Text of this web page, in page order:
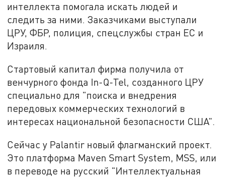
интеллекта помогала искать людей и
следить за ними. Заказчиками выступали
ЦРУ, ФБР, полиция, спецслужбы стран ЕС и
Израиля.
Стартовый капитал фирма получила от
венчурного фонда In-Q-Tel, созданного ЦРУ
специально для "поиска и внедрения
передовых коммерческих технологий в
интересах национальной безопасности США".
Сейчас у Palantir новый флагманский проект.
Это платформа Maven Smart System, MSS, или
в переводе на русский "Интеллектуальная